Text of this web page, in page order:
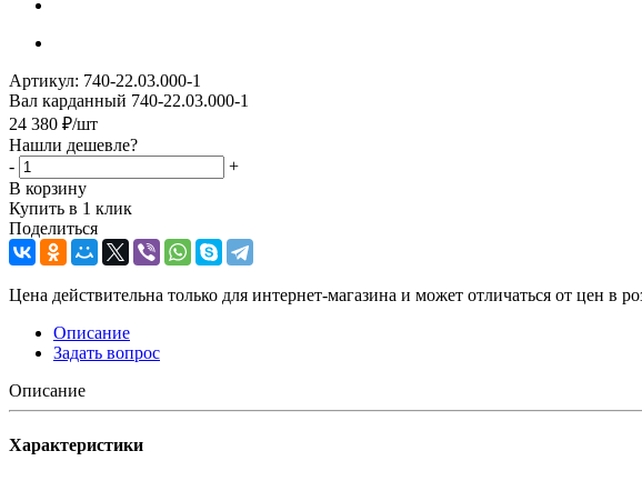
Артикул: 740-22.03.000-1
Вал карданный 740-22.03.000-1
24 380 ₽/шт
Нашли дешевле?
-
+
В корзину
Купить в 1 клик
Поделиться
Цена действительна только для интернет-магазина и может отличаться от цен в
Описание
Задать вопрос
Описание
Характеристики